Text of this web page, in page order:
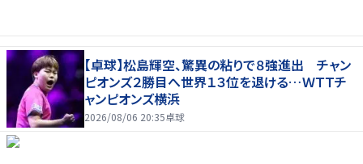
【卓球】松島輝空、驚異の粘りで８強進出 チャン
ピオンズ２勝目へ世界１３位を退ける…ＷＴＴチ
ャンピオンズ横浜
2026/08/06 20:35卓球